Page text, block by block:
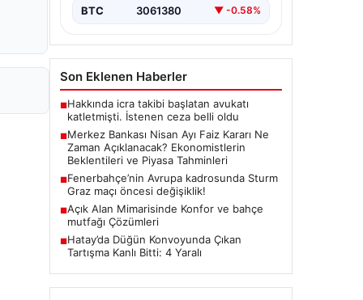
ayı faiz kararını belirlemek üzere…
BTC 3061380 ▼ -0.58%
Son Eklenen Haberler
■Hakkında icra takibi başlatan avukatı
katletmişti. İstenen ceza belli oldu
■Merkez Bankası Nisan Ayı Faiz Kararı Ne
Zaman Açıklanacak? Ekonomistlerin
Beklentileri ve Piyasa Tahminleri
■Fenerbahçe’nin Avrupa kadrosunda Sturm
Graz maçı öncesi değişiklik!
■Açık Alan Mimarisinde Konfor ve bahçe
mutfağı Çözümleri
■Hatay’da Düğün Konvoyunda Çıkan
Tartışma Kanlı Bitti: 4 Yaralı